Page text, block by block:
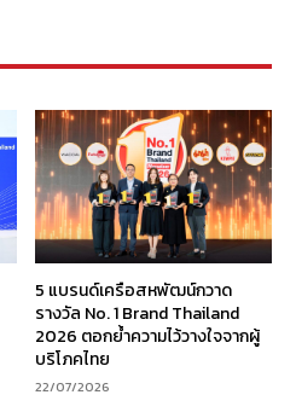
5 แบรนด์เครือสหพัฒน์กวาด
รางวัล No. 1 Brand Thailand
2026 ตอกย้ำความไว้วางใจจากผู้
บริโภคไทย
22/07/2026